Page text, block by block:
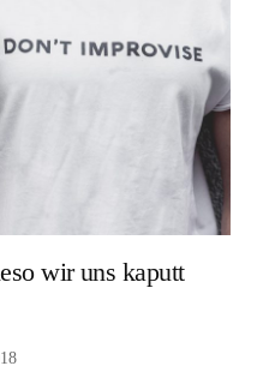
wir uns kaputt